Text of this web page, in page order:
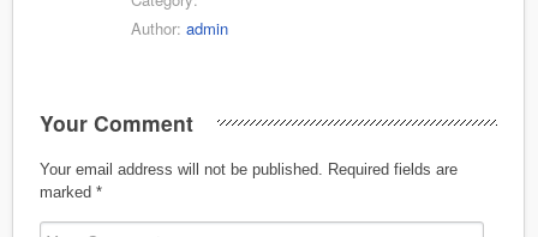
Author: admin
Your Comment
Your email address will not be published.
Required fields are
marked *